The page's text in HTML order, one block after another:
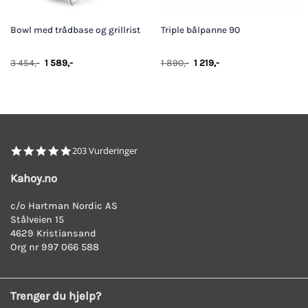
Bowl med trådbase og grillrist
3 454,- Opprinnelig
1 589,-Nåværende
Triple bålpanne 90
1 890,- Opprinnelig
1 219,-Nåværende
4.8
203 Vurderinger
Kahoy.no
c/o Hartman Nordic AS
Stålveien 15
4629 Kristiansand
Org nr 997 066 588
Trenger du hjelp?